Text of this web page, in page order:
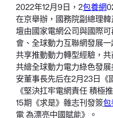
2022年12月9日，2包養網
在京舉辦，國務院副總理
壇由國家電網公司與國際
會、全球動力互聯網發展
共享推動動力轉型經驗，
共繪全球動力電力綠色發
安董事長先后在2月23日《
《堅決扛牢電網責任 積極
15期《求是》雜志刊發簽包
電 為漂亮中國賦能》。